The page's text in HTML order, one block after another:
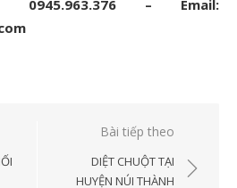
– Email:
Bài tiếp theo
DIỆT CHUỘT TẠI
HUYỆN NÚI THÀNH